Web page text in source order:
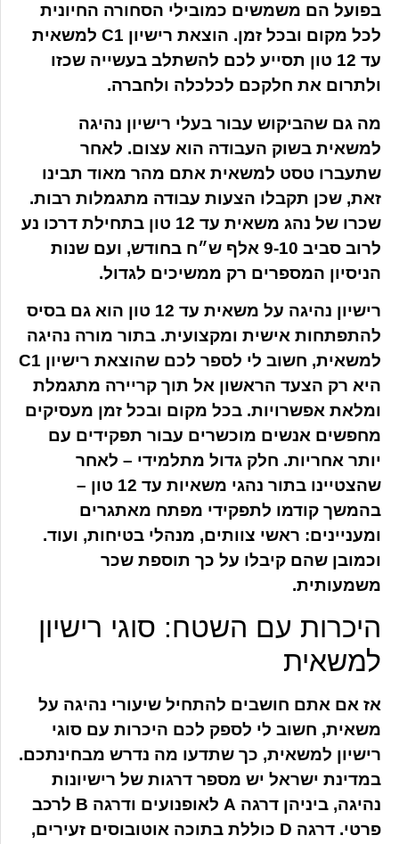
בפועל הם משמשים כמובילי הסחורה החיונית
לכל מקום ובכל זמן. הוצאת רישיון C1 למשאית
עד 12 טון תסייע לכם להשתלב בעשייה שכזו
ולתרום את חלקכם לכלכלה ולחברה.
מה גם שהביקוש עבור בעלי רישיון נהיגה
למשאית בשוק העבודה הוא עצום. לאחר
שתעברו טסט למשאית אתם מהר מאוד תבינו
זאת, שכן תקבלו הצעות עבודה מתגמלות רבות.
שכרו של נהג משאית עד 12 טון בתחילת דרכו נע
לרוב סביב 9-10 אלף ש״ח בחודש, ועם שנות
הניסיון המספרים רק ממשיכים לגדול.
רישיון נהיגה על משאית עד 12 טון הוא גם בסיס
להתפתחות אישית ומקצועית. בתור מורה נהיגה
למשאית, חשוב לי לספר לכם שהוצאת רישיון C1
היא רק הצעד הראשון אל תוך קריירה מתגמלת
ומלאת אפשרויות. בכל מקום ובכל זמן מעסיקים
מחפשים אנשים מוכשרים עבור תפקידים עם
יותר אחריות. חלק גדול מתלמידי – לאחר
שהצטיינו בתור נהגי משאיות עד 12 טון –
בהמשך קודמו לתפקידי מפתח מאתגרים
ומעניינים: ראשי צוותים, מנהלי בטיחות, ועוד.
וכמובן שהם קיבלו על כך תוספת שכר
משמעותית.
היכרות עם השטח: סוגי רישיון
למשאית
אז אם אתם חושבים להתחיל שיעורי נהיגה על
משאית, חשוב לי לספק לכם היכרות עם סוגי
רישיון למשאית, כך שתדעו מה נדרש מבחינתכם.
במדינת ישראל יש מספר דרגות של רישיונות
נהיגה, ביניהן דרגה A לאופנועים ודרגה B לרכב
פרטי. דרגה D כוללת בתוכה אוטובוסים זעירים,